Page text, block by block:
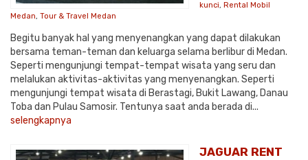
kunci, Rental Mobil
Medan, Tour & Travel Medan
Begitu banyak hal yang menyenangkan yang dapat dilakukan
bersama teman-teman dan keluarga selama berlibur di Medan.
Seperti mengunjungi tempat-tempat wisata yang seru dan
melalukan aktivitas-aktivitas yang menyenangkan. Seperti
mengunjungi tempat wisata di Berastagi, Bukit Lawang, Danau
Toba dan Pulau Samosir. Tentunya saat anda berada di...
selengkapnya
JAGUAR RENT